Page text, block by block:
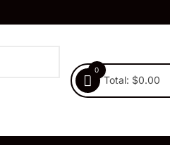
0
Total: $0.00